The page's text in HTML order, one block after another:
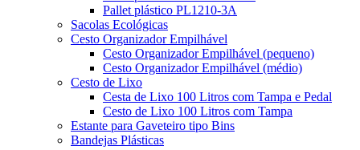
Pallet plástico PL1210-3A
Sacolas Ecológicas
Cesto Organizador Empilhável
Cesto Organizador Empilhável (pequeno)
Cesto Organizador Empilhável (médio)
Cesto de Lixo
Cesta de Lixo 100 Litros com Tampa e Pedal
Cesto de Lixo 100 Litros com Tampa
Estante para Gaveteiro tipo Bins
Bandejas Plásticas